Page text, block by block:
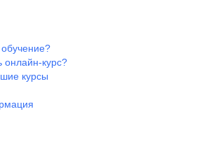
обучение?
онлайн-курс?
курсы